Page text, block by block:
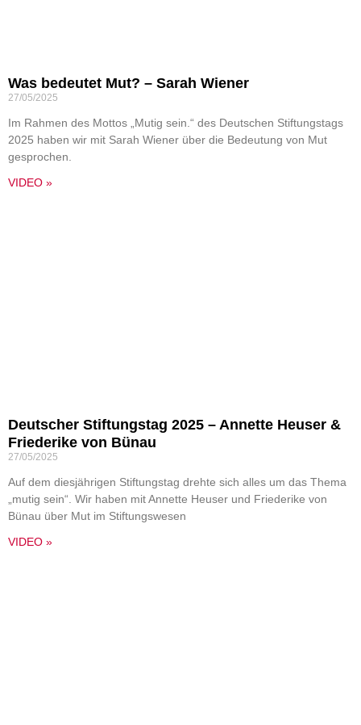
Was bedeutet Mut? – Sarah Wiener
27/05/2025
Im Rahmen des Mottos „Mutig sein.“ des Deutschen Stiftungstags
2025 haben wir mit Sarah Wiener über die Bedeutung von Mut
gesprochen.
VIDEO »
Deutscher Stiftungstag 2025 – Annette Heuser &
Friederike von Bünau
27/05/2025
Auf dem diesjährigen Stiftungstag drehte sich alles um das Thema
„mutig sein“. Wir haben mit Annette Heuser und Friederike von
Bünau über Mut im Stiftungswesen
VIDEO »